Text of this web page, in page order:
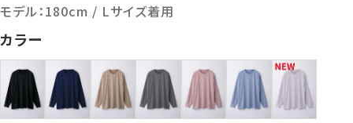
モデル：180cm / Lサイズ着用
カラー